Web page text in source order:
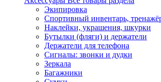
Экипировка
Спортивный инвентарь,
Наклейки, украшения, шкурки
Бутылки (фляги) и держатели
Держатели для телефона
Сигналы: звонки и дудки
Зеркала
Багажники